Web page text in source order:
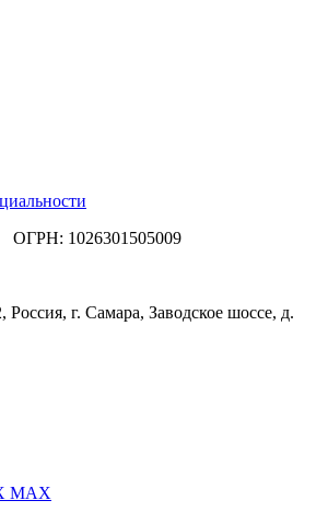
1026301505009
г. Самара, Заводское шоссе, д.
MAX